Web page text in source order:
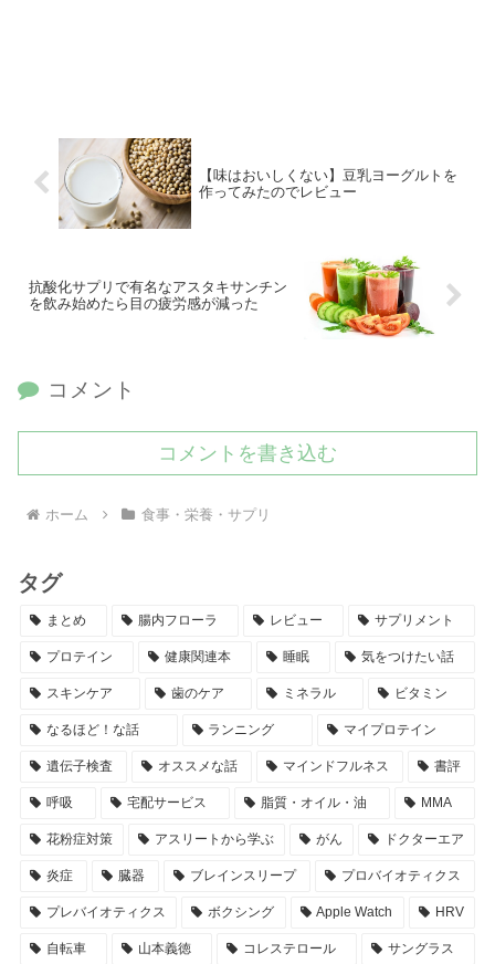
【味はおいしくない】豆乳ヨーグルトを
作ってみたのでレビュー
抗酸化サプリで有名なアスタキサンチン
を飲み始めたら目の疲労感が減った
コメント
コメントを書き込む
ホーム 食事・栄養・サプリ
タグ
まとめ 腸内フローラ レビュー サプリメント
プロテイン 健康関連本 睡眠 気をつけたい話
スキンケア 歯のケア ミネラル ビタミン
なるほど！な話 ランニング マイプロテイン
遺伝子検査 オススメな話 マインドフルネス 書評
呼吸 宅配サービス 脂質・オイル・油 MMA
花粉症対策 アスリートから学ぶ がん ドクターエア
炎症 臓器 ブレインスリープ プロバイオティクス
プレバイオティクス ボクシング Apple Watch HRV
自転車 山本義徳 コレステロール サングラス